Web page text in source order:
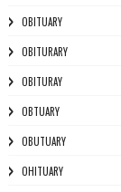
OBITUARY
OBITURARY
OBITURAY
OBTUARY
OBUTUARY
OHITUARY